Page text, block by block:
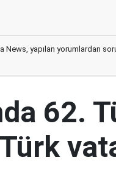
yapılan yorumlardan
62.